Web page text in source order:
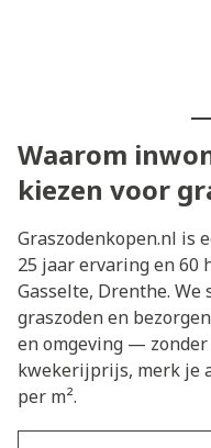
Waarom
kiezen voor
Graszodenkopen.nl is
25 jaar ervaring en 60
Gasselte, Drenthe.
graszoden en
en omgeving —
kwekerijprijs, merk je
per m².